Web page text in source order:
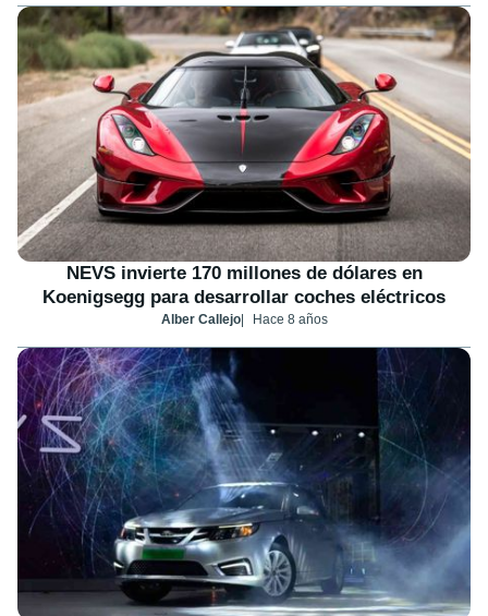
NEVS invierte 170 millones de dólares en
Koenigsegg para desarrollar coches eléctricos
Alber Callejo Hace 8 años